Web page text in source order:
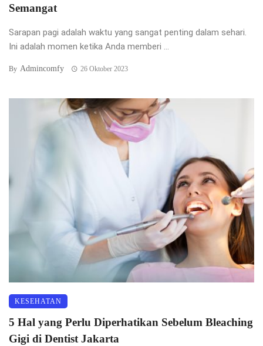
Semangat
Sarapan pagi adalah waktu yang sangat penting dalam sehari.
Ini adalah momen ketika Anda memberi ...
By Admincomfy 26 Oktober 2023
KESEHATAN
5 Hal yang Perlu Diperhatikan Sebelum Bleaching
Gigi di Dentist Jakarta